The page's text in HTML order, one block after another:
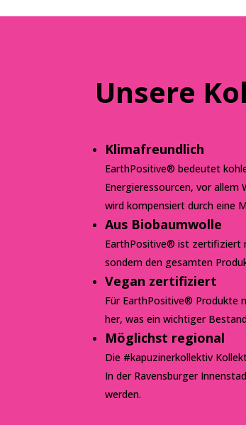
Unsere
Klimafreundlich
EarthPositive® bedeutet
Energieressourcen, vor allem
wird kompensiert durch eine
Aus Biobaumwolle
EarthPositive® ist zertifiziert
sondern den gesamten
Vegan zertifiziert
Für EarthPositive® Produkte
her, was ein wichtiger
Möglichst regional
Die #kapuzinerkollektiv
In der Ravensburger
werden.